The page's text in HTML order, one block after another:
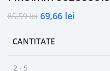
85,59lei 69,66 lei
CANTITATE
2 - 5